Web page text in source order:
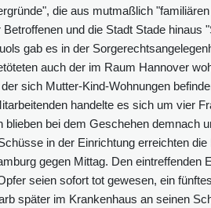
die aus mutmaßlich
Betroffenen und die Stadt Stade hinaus
gab es in der
auch der im Raum Hannover
sich Mutter-Kind-Wohnungen
handelte es sich um vier
blieben bei dem Geschehen demnach
in der Einrichtung erreichten
gegen Mittag. Den
seien sofort tot gewesen, ein
später im Krankenhaus an seinen